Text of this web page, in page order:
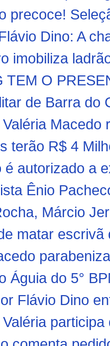
precoce!
Dino: A
imobiliza
TEM O
de Barra do
Macedo
terão R$ 4
é autorizado a
Ênio
Márcio
matar
Águia do 5°
Flávio Dino